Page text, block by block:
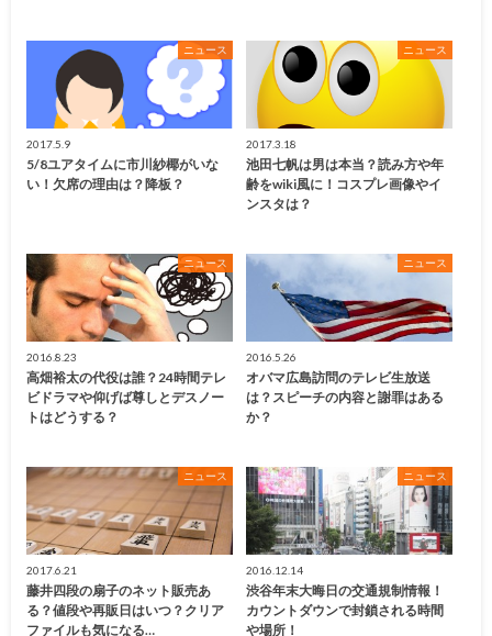
ニュース
2017.5.9
5/8ユアタイムに市川紗椰がいな
い！欠席の理由は？降板？
ニュース
2017.3.18
池田七帆は男は本当？読み方や年
齢をwiki風に！コスプレ画像やイ
ンスタは？
ニュース
2016.8.23
高畑裕太の代役は誰？24時間テレ
ビドラマや仰げば尊しとデスノー
トはどうする？
ニュース
2016.5.26
オバマ広島訪問のテレビ生放送
は？スピーチの内容と謝罪はある
か？
ニュース
2017.6.21
藤井四段の扇子のネット販売あ
る？値段や再販日はいつ？クリア
ファイルも気になる…
ニュース
2016.12.14
渋谷年末大晦日の交通規制情報！
カウントダウンで封鎖される時間
や場所！